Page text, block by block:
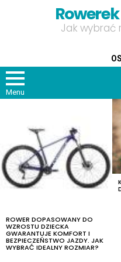
Jak wybrać
Menu
ROWER DOPASOWANY DO
WZROSTU DZIECKA
GWARANTUJE KOMFORT I
BEZPIECZEŃSTWO JAZDY. JAK
WYBRAĆ IDEALNY ROZMIAR?